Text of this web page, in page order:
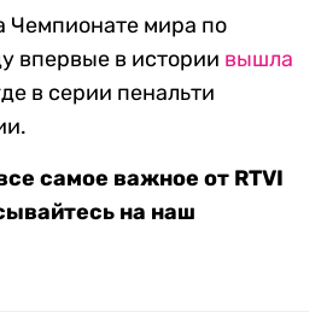
Чемпионате мира по
впервые в истории вышла
в серии пенальти
самое важное от RTVI
на наш